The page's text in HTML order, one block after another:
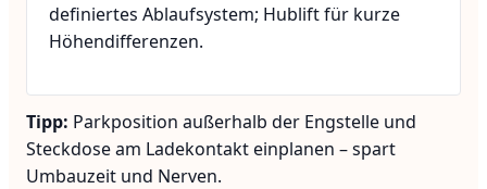
definiertes Ablaufsystem; Hublift für kurze
Höhendifferenzen.
Tipp: Parkposition außerhalb der Engstelle und
Steckdose am Ladekontakt einplanen – spart
Umbauzeit und Nerven.